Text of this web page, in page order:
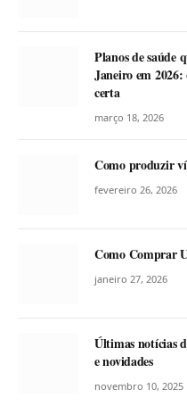
Planos de saúde
Janeiro em
certa
março 18, 2026
Como produzir
fevereiro 26, 2026
Como Comprar
janeiro 27, 2026
Últimas notícias
e novidades
novembro 10, 2025